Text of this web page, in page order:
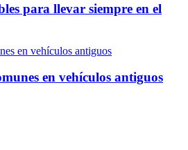
para llevar siempre en el
en vehículos antiguos